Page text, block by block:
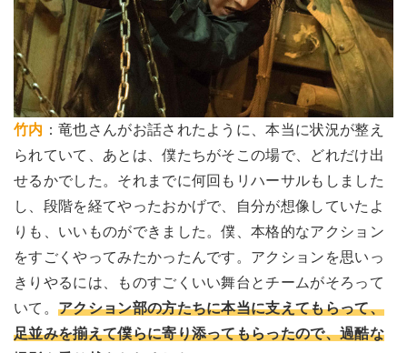
竹内 ：竜也さんがお話されたように、本当に状況が整え
られていて、あとは、僕たちがそこの場で、どれだけ出
せるかでした。それまでに何回もリハーサルもしました
し、段階を経てやったおかげで、自分が想像していたよ
りも、いいものができました。僕、本格的なアクション
をすごくやってみたかったんです。アクションを思いっ
きりやるには、ものすごくいい舞台とチームがそろって
いて。 アクション部の方たちに本当に支えてもらって、
足並みを揃えて僕らに寄り添ってもらったので、過酷な